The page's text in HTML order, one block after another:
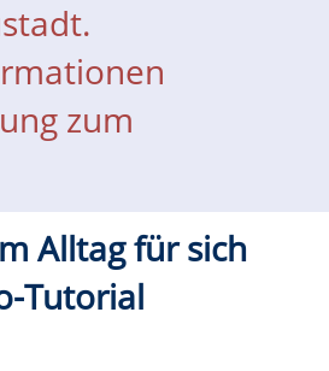
zum
Alltag für sich
Tutorial